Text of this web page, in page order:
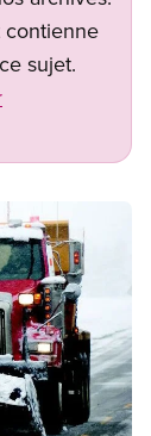
contienne
sujet.